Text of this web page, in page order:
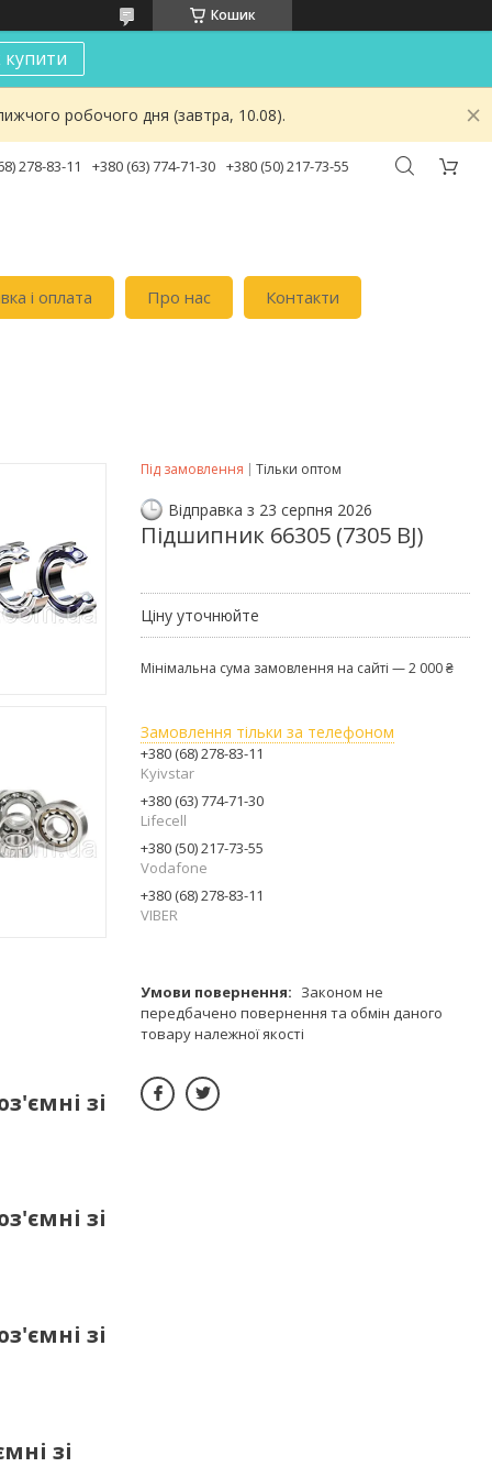
Кошик
купити
робочого дня (завтра, 10.08).
278-83-11 +380 (63) 774-71-30 +380 (50) 217-73-55
i оплата Про нас Контакти
зі
зі
зі
зі
Під замовлення Тільки оптом
Відправка з 23 серпня 2026
Підшипник 66305 (7305 BJ)
Ціну уточнюйте
Мінімальна сума замовлення на сайті — 2 000 ₴
Замовлення тільки за телефоном
+380 (68) 278-83-11
Kyivstar
+380 (63) 774-71-30
Lifecell
+380 (50) 217-73-55
Vodafone
+380 (68) 278-83-11
VIBER
Законом не
передбачено повернення та обмін даного
товару належної якості